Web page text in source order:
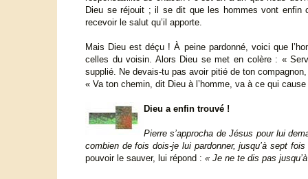
Dieu se réjouit ; il se dit que les hommes vont enfin
recevoir le salut qu’il apporte.
Mais Dieu est déçu ! À peine pardonné, voici que
celles du voisin. Alors Dieu se met en colère : «
supplié. Ne devais-tu pas avoir pitié de ton
« Va ton chemin, dit Dieu à l’homme, va à ce qui
Dieu a enfin trouvé !
Pierre s’approcha de Jésus pour lui
combien de fois dois-je lui pardonner, jusqu’à sept fois
pouvoir le sauver, lui répond : « Je ne te dis pas